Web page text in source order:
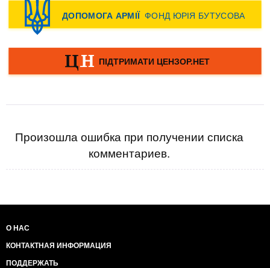
Произошла ошибка при получении списка
комментариев.
О НАС
КОНТАКТНАЯ ИНФОРМАЦИЯ
ПОДДЕРЖАТЬ